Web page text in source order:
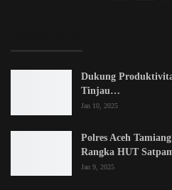
Dukung
Tinjau…
Jan 10, 2025
Polres Aceh
Rangka HUT
Jan 9, 2025